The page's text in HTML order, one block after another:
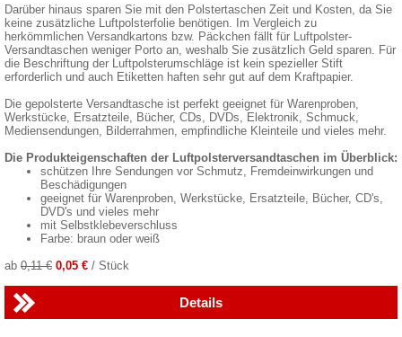
Darüber hinaus sparen Sie mit den Polstertaschen Zeit und Kosten, da Sie
keine zusätzliche Luftpolsterfolie benötigen. Im Vergleich zu
herkömmlichen Versandkartons bzw. Päckchen fällt für Luftpolster-
Versandtaschen weniger Porto an, weshalb Sie zusätzlich Geld sparen. Für
die Beschriftung der Luftpolsterumschläge ist kein spezieller Stift
erforderlich und auch Etiketten haften sehr gut auf dem Kraftpapier.
Die gepolsterte Versandtasche ist perfekt geeignet für Warenproben,
Werkstücke, Ersatzteile, Bücher, CDs, DVDs, Elektronik, Schmuck,
Mediensendungen, Bilderrahmen, empfindliche Kleinteile und vieles mehr.
Die Produkteigenschaften der Luftpolsterversandtaschen im Überblick:
schützen Ihre Sendungen vor Schmutz, Fremdeinwirkungen und
Beschädigungen
geeignet für Warenproben, Werkstücke, Ersatzteile, Bücher, CD's,
DVD's und vieles mehr
mit Selbstklebeverschluss
Farbe: braun oder weiß
ab 0,11 € 0,05 € / Stück
Details